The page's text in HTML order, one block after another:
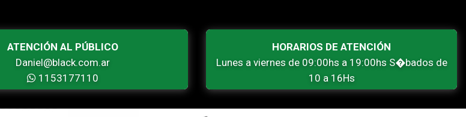
ATENCIÓN AL PÚBLICO
Daniel@black.com.ar
1153177110
HORARIOS DE ATENCIÓN
Lunes a viernes de 09:00hs a 19:00hs S�bados de
10 a 16Hs